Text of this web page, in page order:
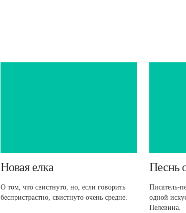
​Новая елка
О том, что свистнуто, но, если говорить
беспристрастно, свистнуто очень средне.
​Песнь
Писатель-
одной
Пелевина.